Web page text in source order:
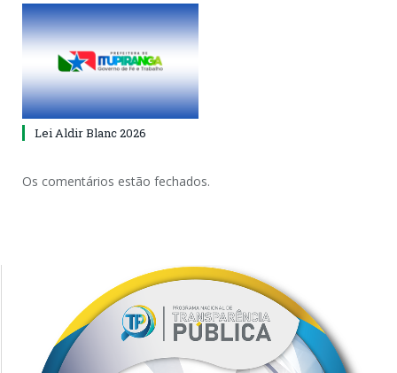
Lei Aldir Blanc 2026
Os comentários estão fechados.